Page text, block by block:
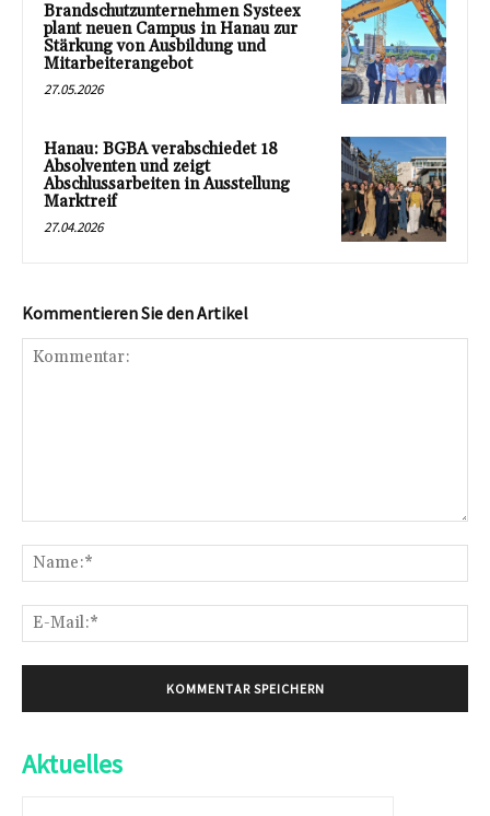
Brandschutzunternehmen Systeex
plant neuen Campus in Hanau zur
Stärkung von Ausbildung und
Mitarbeiterangebot
27.05.2026
Hanau: BGBA verabschiedet 18
Absolventen und zeigt
Abschlussarbeiten in Ausstellung
Marktreif
27.04.2026
Kommentieren Sie den Artikel
Aktuelles